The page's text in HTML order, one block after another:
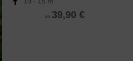
ab 39,90 €